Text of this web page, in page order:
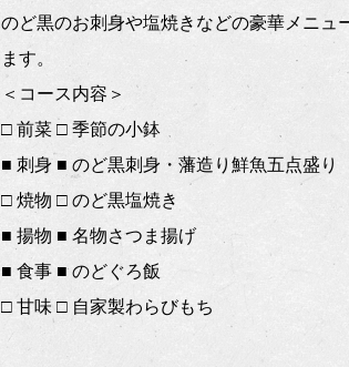
のど黒のお刺身や塩焼きなどの豪華メニュ
ます。
＜コース内容＞
□ 前菜 □ 季節の小鉢
■ 刺身 ■ のど黒刺身・藩造り鮮魚五点盛り
□ 焼物 □ のど黒塩焼き
■ 揚物 ■ 名物さつま揚げ
■ 食事 ■ のどぐろ飯
□ 甘味 □ 自家製わらびもち